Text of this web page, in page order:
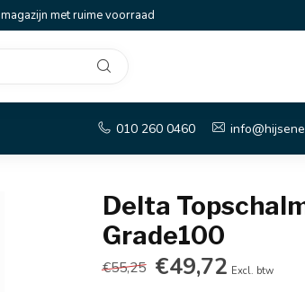
magazijn met ruime voorraad
010 260 0460
Delta
Grade100
€55,25 €49,72 Excl. btw